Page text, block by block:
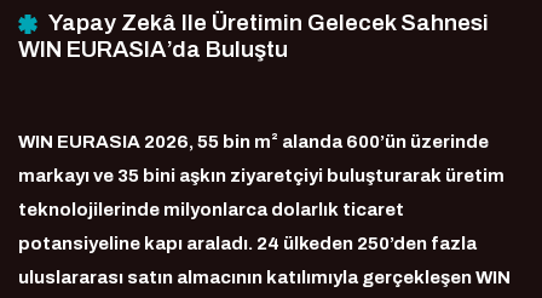
Yapay Zekâ Ile Üretimin Gelecek Sahnesi
WIN EURASIA’da Buluştu
WIN EURASIA 2026, 55 bin m² alanda 600’ün üzerinde
markayı ve 35 bini aşkın ziyaretçiyi buluşturarak üretim
teknolojilerinde milyonlarca dolarlık ticaret
potansiyeline kapı araladı. 24 ülkeden 250’den fazla
uluslararası satın almacının katılımıyla gerçekleşen WIN